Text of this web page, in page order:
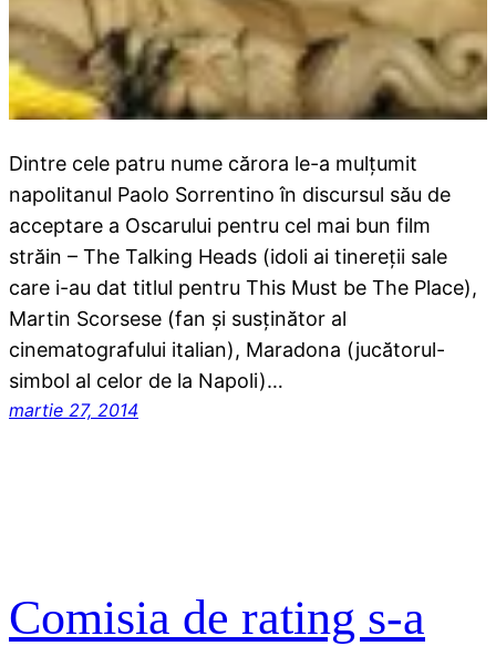
Dintre cele patru nume cărora le-a mulţumit
napolitanul Paolo Sorrentino în discursul său de
acceptare a Oscarului pentru cel mai bun film
străin – The Talking Heads (idoli ai tinereţii sale
care i-au dat titlul pentru This Must be The Place),
Martin Scorsese (fan şi susţinător al
cinematografului italian), Maradona (jucătorul-
simbol al celor de la Napoli)…
martie 27, 2014
Comisia de rating s-a